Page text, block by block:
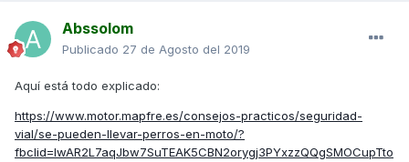
Abssolom
Publicado 27 de Agosto del 2019
Aquí está todo explicado:
https://www.motor.mapfre.es/consejos-practicos/seguridad-
vial/se-pueden-llevar-perros-en-moto/?
fbclid=IwAR2L7aqJbw7SuTEAK5CBN2orygj3PYxzzQQgSMOCupTto